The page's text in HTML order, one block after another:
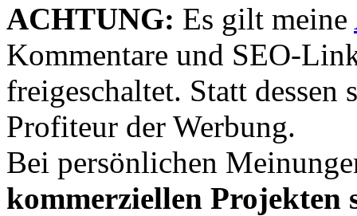
ACHTUNG: Es gilt meine
Kommentare und SEO-
freigeschaltet. Statt dessen
Profiteur der Werbung.
Bei persönlichen
kommerziellen Projekten